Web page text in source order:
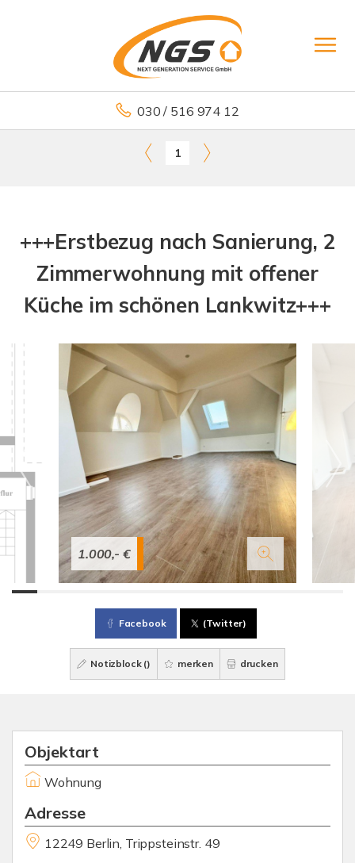
030 / 516 974 12
1
+++Erstbezug nach Sanierung, 2
Zimmerwohnung mit offener
Küche im schönen Lankwitz+++
1.000,- €
Facebook (Twitter)
Notizblock () merken drucken
Objektart
Wohnung
Adresse
12249 Berlin, Trippsteinstr. 49